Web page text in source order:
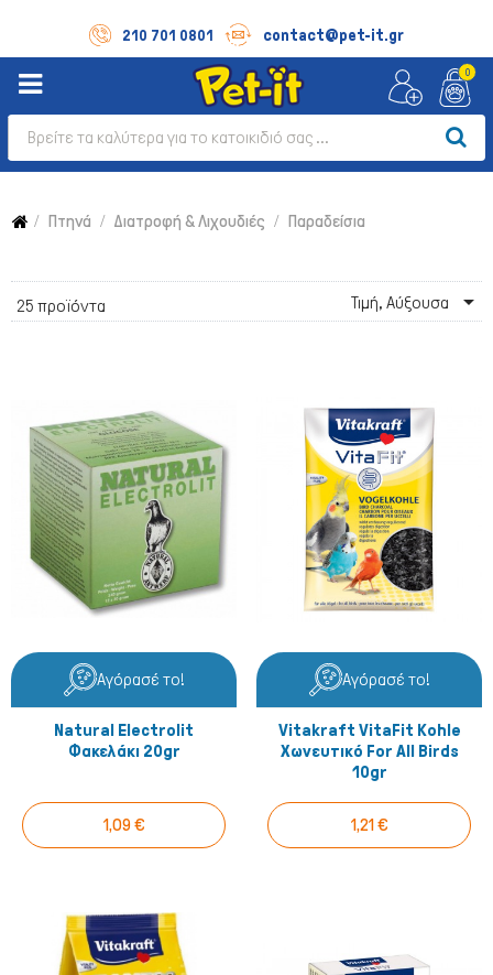
210 701 0801 contact@pet-it.gr
Σκύλος
0
Πτηνά Διατροφή & Λιχουδιές Παραδείσια
25 προϊόντα Τιμή, Αύξουσα 
Αγόρασέ το!
Natural Electrolit
Φακελάκι 20gr
1,09 €
Αγόρασέ το!
Vitakraft VitaFit Kohle
Χωνευτικό For All Birds
10gr
1,21 €